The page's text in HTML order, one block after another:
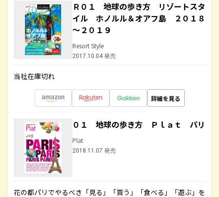
Ｒ０１ 地球の歩き方 リゾートスタ
イル ホノルル＆オアフ島 ２０１８
～２０１９
Resort Style
2017.10.04 発売
当社在庫切れ
詳細を見る
０１ 地球の歩き方 Ｐｌａｔ パリ
Plat
2018.11.07 発売
花の都パリでやるべき「見る」「買う」「食べる」「遊ぶ」を